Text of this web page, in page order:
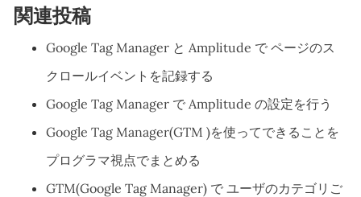
関連投稿
Google Tag Manager と Amplitude で ページのス
クロールイベントを記録する
Google Tag Manager で Amplitude の設定を行う
Google Tag Manager(GTM )を使ってできることを
プログラマ視点でまとめる
GTM(Google Tag Manager) で ユーザのカテゴリご